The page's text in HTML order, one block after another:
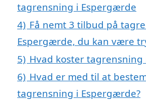
tagrensning i Espergærde
4) Få nemt 3 tilbud på
Espergærde, du kan være
5) Hvad koster
6) Hvad er med til at
tagrensning i Espergærde?